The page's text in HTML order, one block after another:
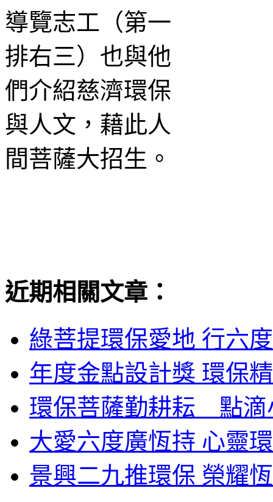
近期相關文章：
綠菩提環保愛地 行六
年度金點設計獎 環保
環保菩薩勤耕耘 點滴
大愛六度廣恆持 心靈
景興二九推環保 榮耀